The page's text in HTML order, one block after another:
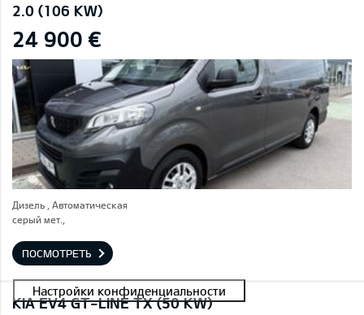
2.0 (106 KW)
24 900 €
Дизель , Автоматическая
серый мет.,
ПОСМОТРЕТЬ
KIA EV4 GT-LINE TX (50 KW)